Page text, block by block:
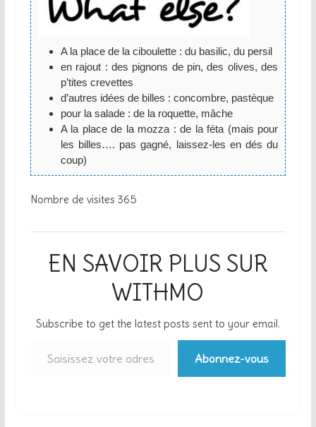
A la place de la ciboulette : du basilic, du persil
en rajout : des pignons de pin, des olives, des
p’tites crevettes
d’autres idées de billes : concombre, pastèque
pour la salade : de la roquette, mâche
A la place de la mozza : de la féta (mais pour
les billes…. pas gagné, laissez-les en dés du
coup)
Nombre de visites 365
EN SAVOIR PLUS SUR
WITHMO
Subscribe to get the latest posts sent to your email.
Abonnez-vous